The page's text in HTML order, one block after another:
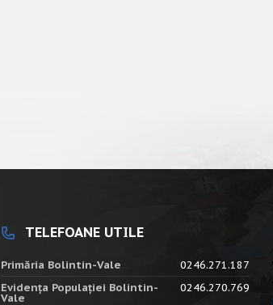
TELEFOANE UTILE
Primăria Bolintin-Vale
0246.271.187
Evidența Populației Bolintin-
Vale
0246.270.769